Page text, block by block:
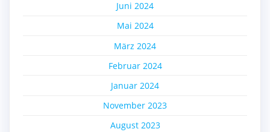
Juni 2024
Mai 2024
März 2024
Februar 2024
Januar 2024
November 2023
August 2023